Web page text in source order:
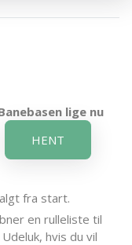
lige nu
HENT
fra start.
en rulleliste til
hvis du vil